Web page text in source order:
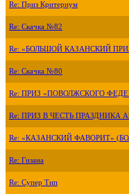
Re: Приз Критериум
Re: Скачка №82
Re: «БОЛЬШОЙ КАЗАНСКИЙ
Re: Скачка №80
Re: ПРИЗ «ПОВОЛЖСКОГО
Re: ПРИЗ В ЧЕСТЬ ПРАЗДНИКА
Re: «КАЗАНСКИЙ ФАВОРИТ»
Re: Гизана
Re: Супер Тип